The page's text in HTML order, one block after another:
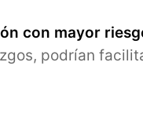
con mayor
podrían